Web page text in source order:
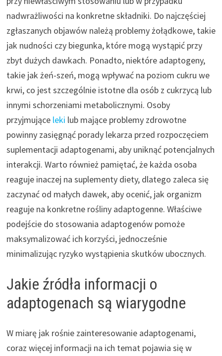
nadwrażliwości na konkretne składniki. Do najczęściej
zgłaszanych objawów należą problemy żołądkowe, takie
jak nudności czy biegunka, które mogą wystąpić przy
zbyt dużych dawkach. Ponadto, niektóre adaptogeny,
takie jak żeń-szeń, mogą wpływać na poziom cukru we
krwi, co jest szczególnie istotne dla osób z cukrzycą lub
innymi schorzeniami metabolicznymi. Osoby
przyjmujące leki lub mające problemy zdrowotne
powinny zasięgnąć porady lekarza przed rozpoczęciem
suplementacji adaptogenami, aby uniknąć potencjalnych
interakcji. Warto również pamiętać, że każda osoba
reaguje inaczej na suplementy diety, dlatego zaleca się
zaczynać od małych dawek, aby ocenić, jak organizm
reaguje na konkretne rośliny adaptogenne. Właściwe
podejście do stosowania adaptogenów pomoże
maksymalizować ich korzyści, jednocześnie
minimalizując ryzyko wystąpienia skutków ubocznych.
Jakie źródła informacji o
adaptogenach są wiarygodne
W miarę jak rośnie zainteresowanie adaptogenami,
coraz więcej informacji na ich temat pojawia się w